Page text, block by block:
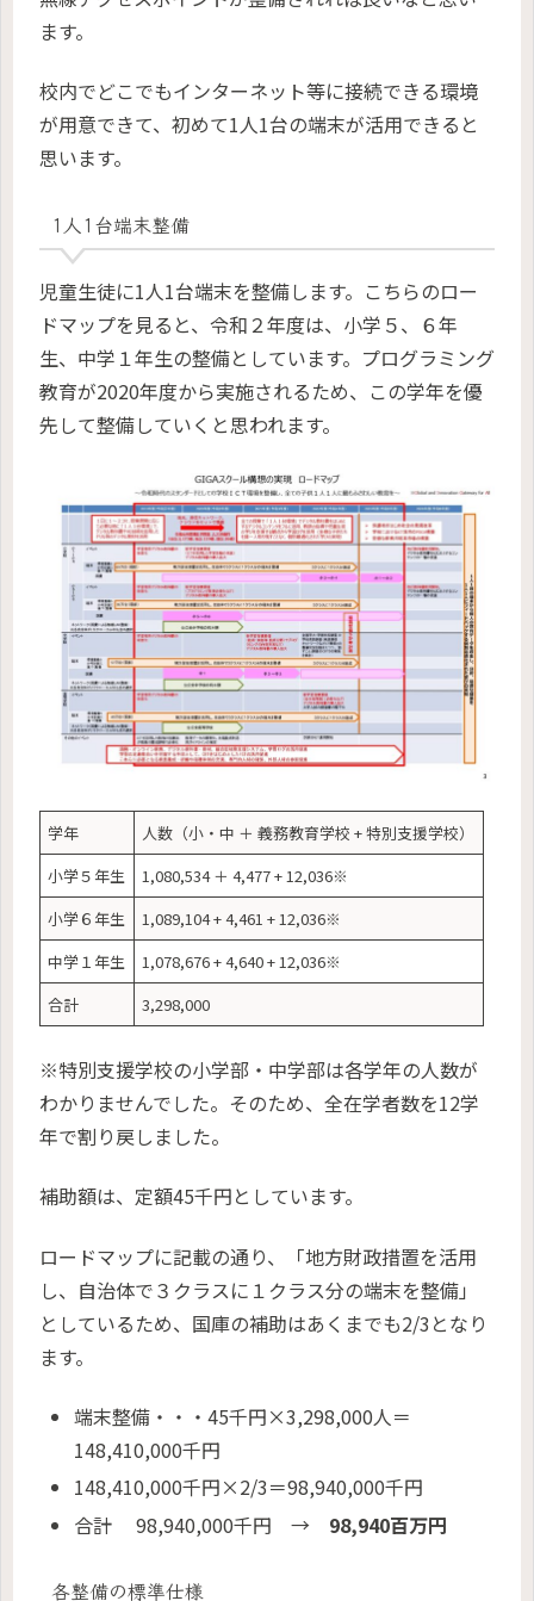
ます。
校内でどこでもインターネット等に接続できる環境
が用意できて、初めて1人1台の端末が活用できると
思います。
1人1台端末整備
児童生徒に1人1台端末を整備します。こちらのロー
ドマップを見ると、令和２年度は、小学５、６年
生、中学１年生の整備としています。プログラミング
教育が2020年度から実施されるため、この学年を優
先して整備していくと思われます。
学年
人数（小・中 ＋ 義務教育学校 + 特別支援学校）
小学５年生
1,080,534 ＋ 4,477 + 12,036※
小学６年生
1,089,104 + 4,461 + 12,036※
中学１年生
‭1,078,676‬ + 4,640 + 12,036※
合計
3,298,000
※特別支援学校の小学部・中学部は各学年の人数が
わかりませんでした。そのため、全在学者数を12学
年で割り戻しました。
補助額は、定額45千円としています。
ロードマップに記載の通り、「地方財政措置を活用
し、自治体で３クラスに１クラス分の端末を整備」
としているため、国庫の補助はあくまでも2/3となり
ます。
端末整備・・・45千円×3,298,000人＝
148,410,000千円
148,410,000千円×2/3＝98,940,000千円
合計 98,940,000千円 → 98,940百万円
各整備の標準仕様